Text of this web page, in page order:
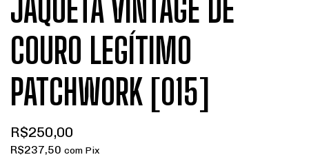
JAQUETA VINTAGE DE
COURO LEGÍTIMO
PATCHWORK [015]
R$250,00
R$237,50 com Pix